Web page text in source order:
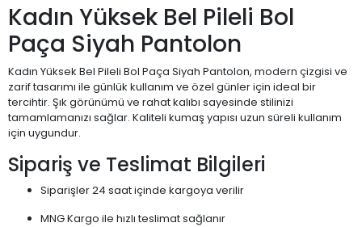
Kadın Yüksek Bel Pileli Bol
Paça Siyah Pantolon
Kadın Yüksek Bel Pileli Bol Paça Siyah Pantolon, modern çizgisi ve
zarif tasarımı ile günlük kullanım ve özel günler için ideal bir
tercihtir. Şık görünümü ve rahat kalıbı sayesinde stilinizi
tamamlamanızı sağlar. Kaliteli kumaş yapısı uzun süreli kullanım
için uygundur.
Sipariş ve Teslimat Bilgileri
Siparişler 24 saat içinde kargoya verilir
MNG Kargo ile hızlı teslimat sağlanır